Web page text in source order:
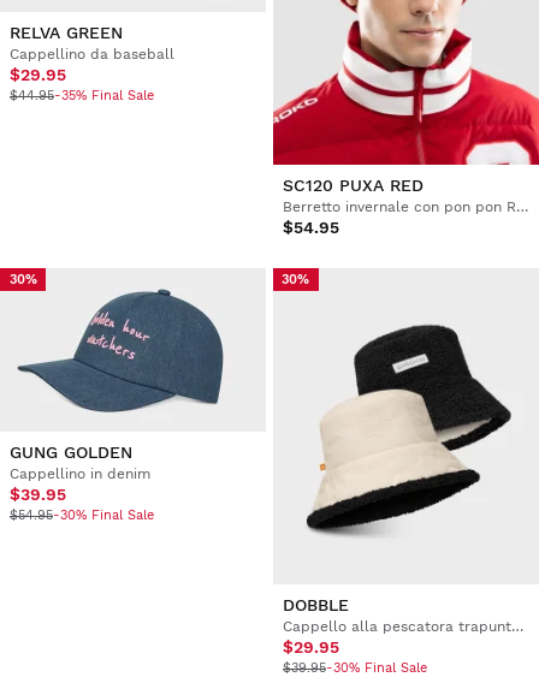
RELVA GREEN
Cappellino da baseball
$29.95
$44.95-35% Final Sale
SC120 PUXA RED
Berretto invernale con pon pon Real Sporting de Gijón 120° anniversario
$54.95
30%
GUNG GOLDEN
Cappellino in denim
$39.95
$54.95-30% Final Sale
30%
DOBBLE
Cappello alla pescatora trapuntato reversibile in sherpa
$29.95
$39.95-30% Final Sale